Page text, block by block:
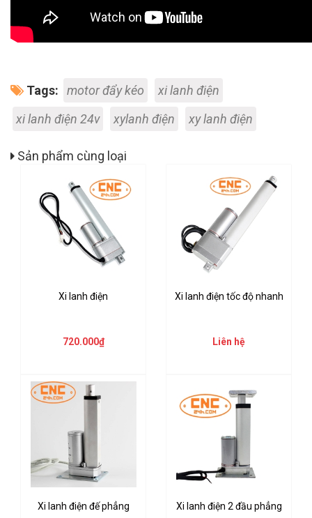
Tags: motor đẩy kéo
xi lanh điện
xi lanh điện 24v
xylanh điện xy lanh điện
Sản phẩm cùng loại
Xi lanh điện
720.000₫
Xi lanh điện tốc độ nhanh
Liên hệ
Xi lanh điện đế phẳng Xi lanh điện 2 đầu phẳng